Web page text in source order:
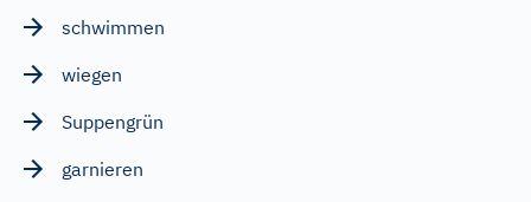
schwimmen
wiegen
Suppengrün
garnieren